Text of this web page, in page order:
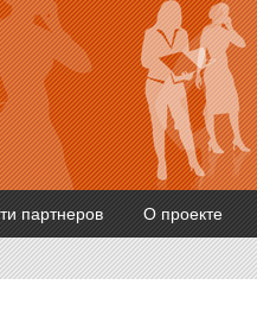
партнеров О проекте